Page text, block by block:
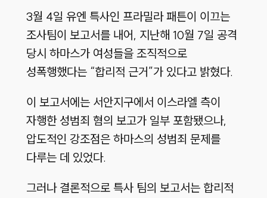
3월 4일 유엔 특사인 프라밀라 패튼이 이끄는
조사팀이 보고서를 내어, 지난해 10월 7일 공격
당시 하마스가 여성들을 조직적으로
성폭행했다는 “합리적 근거”가 있다고 밝혔다.
이 보고서에는 서안지구에서 이스라엘 측이
자행한 성범죄 혐의 보고가 일부 포함됐으나,
압도적인 강조점은 하마스의 성범죄 문제를
다루는 데 있었다.
그러나 결론적으로 특사 팀의 보고서는 합리적